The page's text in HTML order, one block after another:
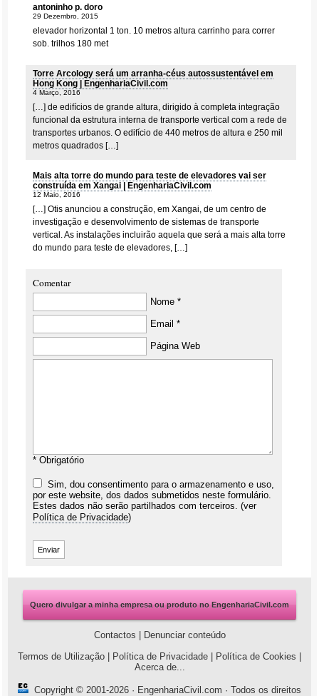
antoninho p. doro
29 Dezembro, 2015
elevador horizontal 1 ton. 10 metros altura carrinho para correr
sob. trilhos 180 met
Torre Arcology será um arranha-céus autossustentável em
Hong Kong | EngenhariaCivil.com
4 Março, 2016
[…] de edifícios de grande altura, dirigido à completa integração
funcional da estrutura interna de transporte vertical com a rede de
transportes urbanos. O edifício de 440 metros de altura e 250 mil
metros quadrados […]
Mais alta torre do mundo para teste de elevadores vai ser
construída em Xangai | EngenhariaCivil.com
12 Maio, 2016
[…] Otis anunciou a construção, em Xangai, de um centro de
investigação e desenvolvimento de sistemas de transporte
vertical. As instalações incluirão aquela que será a mais alta torre
do mundo para teste de elevadores, […]
Comentar
Nome *
Email *
Página Web
* Obrigatório
Sim, dou consentimento para o armazenamento e uso,
por este website, dos dados submetidos neste formulário.
Estes dados não serão partilhados com terceiros. (ver
Política de Privacidade)
Quero divulgar a minha empresa ou produto no EngenhariaCivil.com
Contactos
Denunciar conteúdo
Termos de Utilização
Política de Privacidade Política de Cookies
Acerca de...
Copyright © 2001-2026 · EngenhariaCivil.com · Todos os direitos